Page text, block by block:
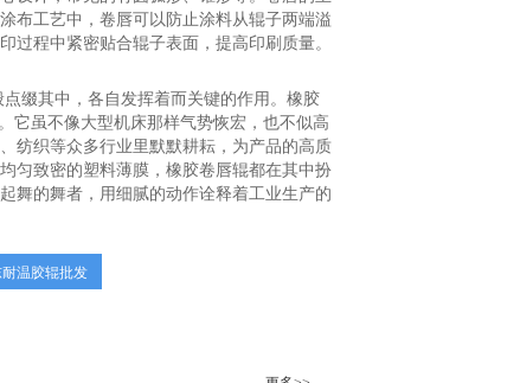
布工艺中，卷唇可以防止涂料从辊子两端溢
过程中紧密贴合辊子表面，提高印刷质量。
缀其中，各自发挥着而关键的作用。橡胶
它虽不像大型机床那样气势恢宏，也不似高
纺织等众多行业里默默耕耘，为产品的高质
匀致密的塑料薄膜，橡胶卷唇辊都在其中扮
舞的舞者，用细腻的动作诠释着工业生产的
温胶辊批发